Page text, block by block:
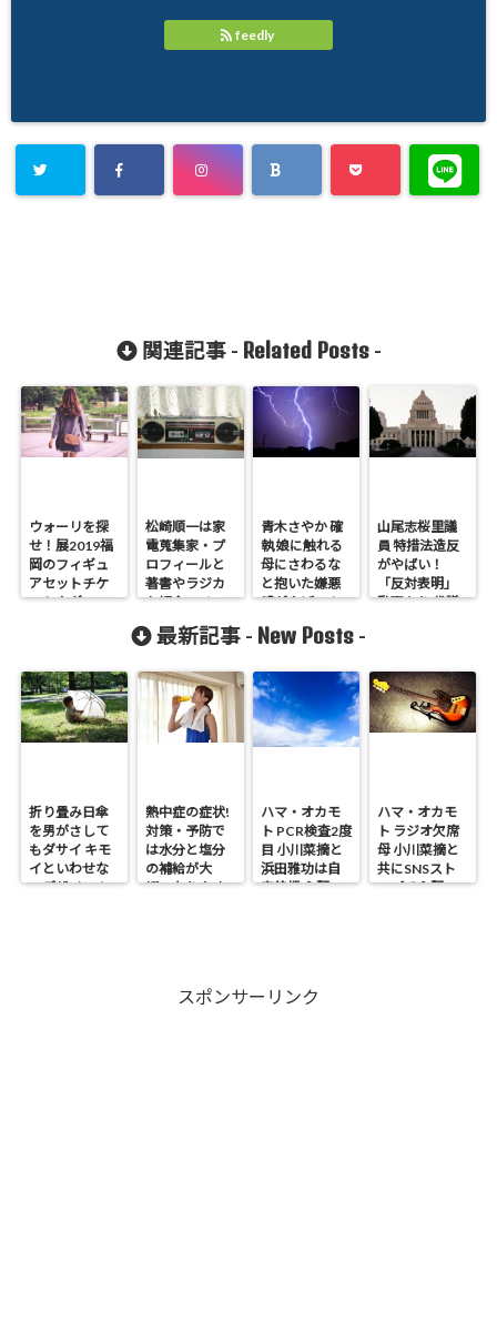
feedly
関連記事 - Related Posts-
ウォーリを探
せ！展2019福
岡のフィギュ
アセットチケ
ットやグッ
松崎順一は家
電蒐集家・プ
ロフィールと
著書やラジカ
セ紹介[マツコ]
青木さやか 確
執 娘に触れる
母にさわるな
と抱いた嫌悪
感がやばい！
山尾志桜里議
員 特措法造反
がやばい！
「反対表明」
動画あり 代議
最新記事 - New Posts -
折り畳み日傘
を男がさして
もダサイ キモ
イといわせな
いデザイン！
熱中症の症状!
対策・予防で
は水分と塩分
の補給が大
切・なりやす
ハマ・オカモ
ト PCR検査2度
目 小川菜摘と
浜田雅功は自
宅待機 心配の
ハマ・オカモ
ト ラジオ欠席
母 小川菜摘と
共にSNSスト
ップで心配の
スポンサーリンク